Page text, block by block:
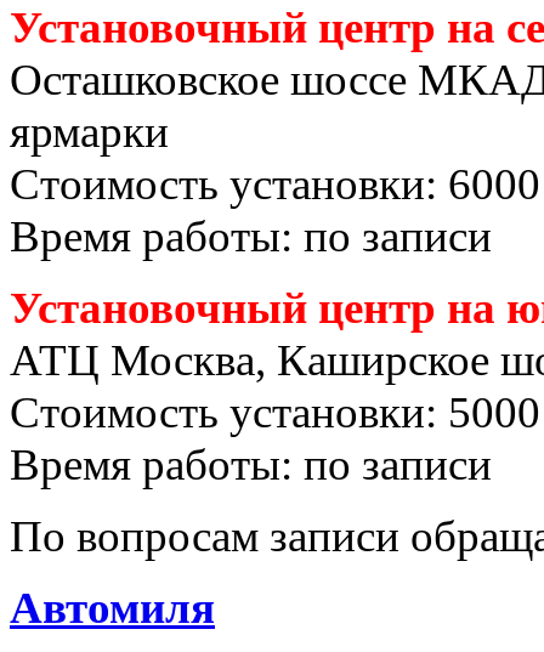
Установочный центр на
Осташковское шоссе
ярмарки
Стоимость установки:
Время работы: по записи
Установочный центр на
АТЦ Москва, Каширское
Стоимость установки:
Время работы: по записи
По вопросам записи
Автомиля